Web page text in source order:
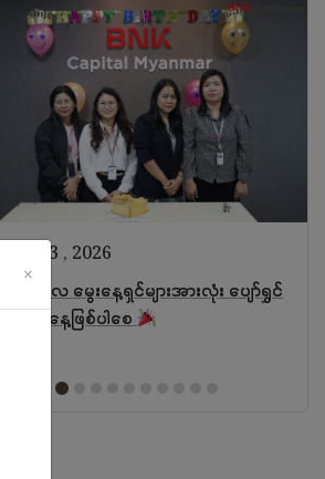
ဩဂုတ် 3 , 2026
ဇူလိုင်လ မွေးနေ့ရှင်များအားလုံး ပျော်ရွှင်
မွေးနေ့ဖြစ်ပါစေ
×